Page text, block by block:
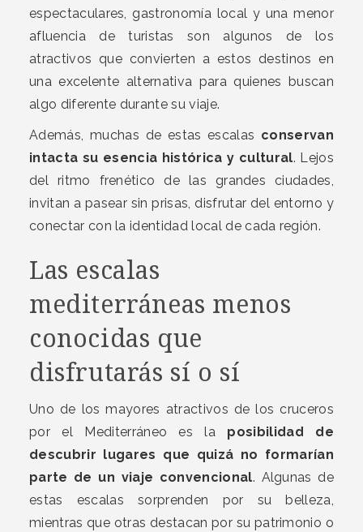
espectaculares, gastronomía local y una menor
afluencia de turistas son algunos de los
atractivos que convierten a estos destinos en
una excelente alternativa para quienes buscan
algo diferente durante su viaje.
Además, muchas de estas escalas conservan
intacta su esencia histórica y cultural. Lejos
del ritmo frenético de las grandes ciudades,
invitan a pasear sin prisas, disfrutar del entorno y
conectar con la identidad local de cada región.
Las escalas
mediterráneas menos
conocidas que
disfrutarás sí o sí
Uno de los mayores atractivos de los cruceros
por el Mediterráneo es la posibilidad de
descubrir lugares que quizá no formarían
parte de un viaje convencional. Algunas de
estas escalas sorprenden por su belleza,
mientras que otras destacan por su patrimonio o